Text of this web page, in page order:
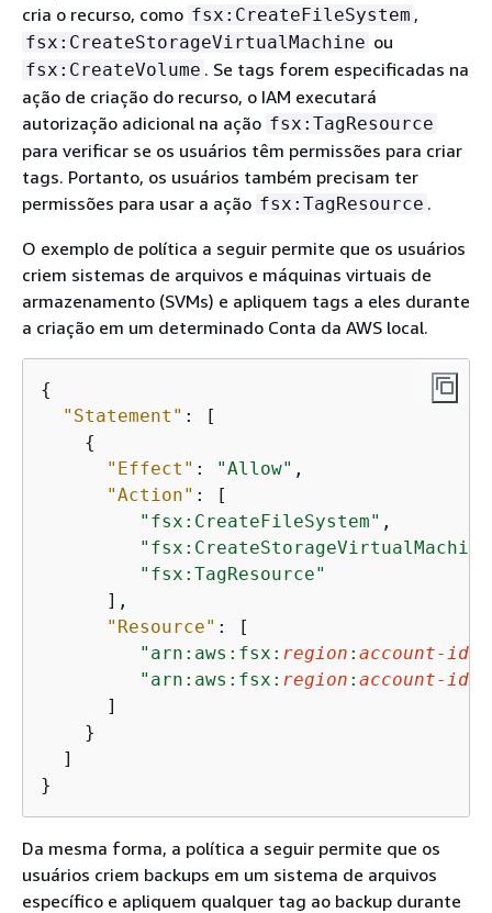
cria o recurso, como fsx:CreateFileSystem ,
fsx:CreateStorageVirtualMachine ou
fsx:CreateVolume . Se tags forem especificadas na
ação de criação do recurso, o IAM executará
autorização adicional na ação fsx:TagResource
para verificar se os usuários têm permissões para criar
tags. Portanto, os usuários também precisam ter
permissões para usar a ação fsx:TagResource .
O exemplo de política a seguir permite que os usuários
criem sistemas de arquivos e máquinas virtuais de
armazenamento (SVMs) e apliquem tags a eles durante
a criação em um determinado Conta da AWS local.
{
"Statement" : [
{
"Effect" : "Allow" ,
"Action" : [
"fsx:CreateFileSystem" ,
"fsx:TagResource"
      ],
"Resource" : [
"arn:aws:fsx: region : account-id
"arn:aws:fsx: region : account-id
      ]
    }
  ]
}
Da mesma forma, a política a seguir permite que os
usuários criem backups em um sistema de arquivos
específico e apliquem qualquer tag ao backup durante